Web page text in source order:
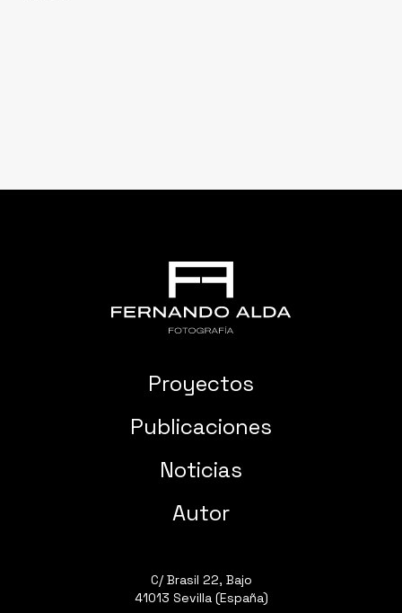
Proyectos
Publicaciones
Noticias
Autor
C/ Brasil 22, Bajo
41013 Sevilla (España)